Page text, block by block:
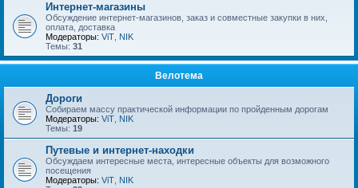
Интернет-магазины
Обсуждение интернет-магазинов, заказ и совместные закупки в них,
оплата, доставка
Модераторы: ViT NIK
Темы: 31
Велотема
Дороги
Собираем массу практической информации по пройденным дорогам
Модераторы: ViT NIK
Темы: 19
Путевые и интернет-находки
Обсуждаем интересные места, интересные объекты для возможного
посещения
Модераторы: ViT NIK